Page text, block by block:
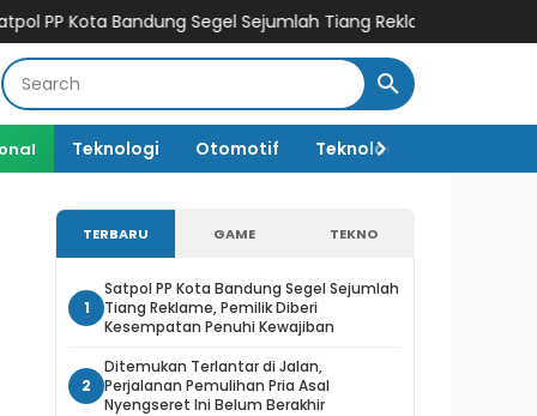
Bandung Segel Sejumlah Tiang Reklame, Pemilik Diberi
Teknologi Otomotif Teknologi AI
TERBARU GAME TEKNO
1
Satpol PP Kota Bandung Segel Sejumlah
Tiang Reklame, Pemilik Diberi
Kesempatan Penuhi Kewajiban
2
Ditemukan Terlantar di Jalan,
Perjalanan Pemulihan Pria Asal
Nyengseret Ini Belum Berakhir